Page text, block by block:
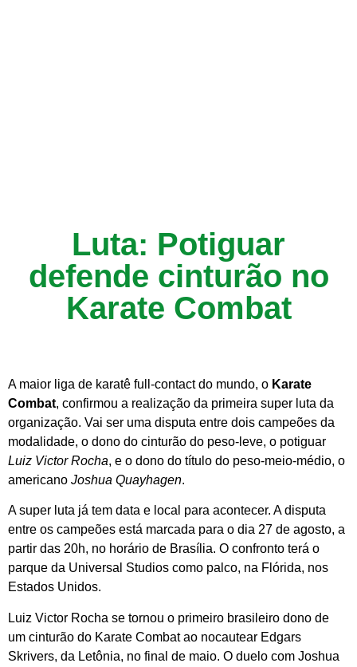
Luta: Potiguar
defende cinturão no
Karate Combat
A maior liga de karatê full-contact do mundo, o Karate
Combat, confirmou a realização da primeira super luta da
organização. Vai ser uma disputa entre dois campeões da
modalidade, o dono do cinturão do peso-leve, o potiguar
Luiz Victor Rocha, e o dono do título do peso-meio-médio, o
americano Joshua Quayhagen.
A super luta já tem data e local para acontecer. A disputa
entre os campeões está marcada para o dia 27 de agosto, a
partir das 20h, no horário de Brasília. O confronto terá o
parque da Universal Studios como palco, na Flórida, nos
Estados Unidos.
Luiz Victor Rocha se tornou o primeiro brasileiro dono de
um cinturão do Karate Combat ao nocautear Edgars
Skrivers, da Letônia, no final de maio. O duelo com Joshua